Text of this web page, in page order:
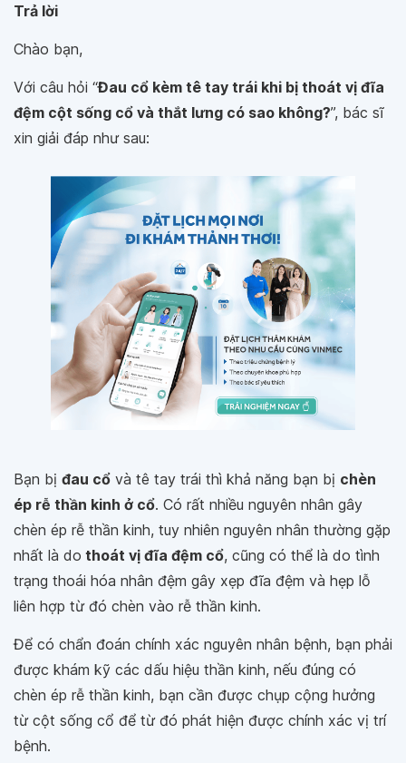
Trả lời
Chào bạn,
Với câu hỏi “Đau cổ kèm tê tay trái khi bị thoát vị đĩa
đệm cột sống cổ và thắt lưng có sao không?”, bác sĩ
xin giải đáp như sau:
Bạn bị đau cổ và tê tay trái thì khả năng bạn bị chèn
ép rễ thần kinh ở cổ. Có rất nhiều nguyên nhân gây
chèn ép rễ thần kinh, tuy nhiên nguyên nhân thường gặp
nhất là do thoát vị đĩa đệm cổ, cũng có thể là do tình
trạng thoái hóa nhân đệm gây xẹp đĩa đệm và hẹp lỗ
liên hợp từ đó chèn vào rễ thần kinh.
Để có chẩn đoán chính xác nguyên nhân bệnh, bạn phải
được khám kỹ các dấu hiệu thần kinh, nếu đúng có
chèn ép rễ thần kinh, bạn cần được chụp cộng hưởng
từ cột sống cổ để từ đó phát hiện được chính xác vị trí
bệnh.